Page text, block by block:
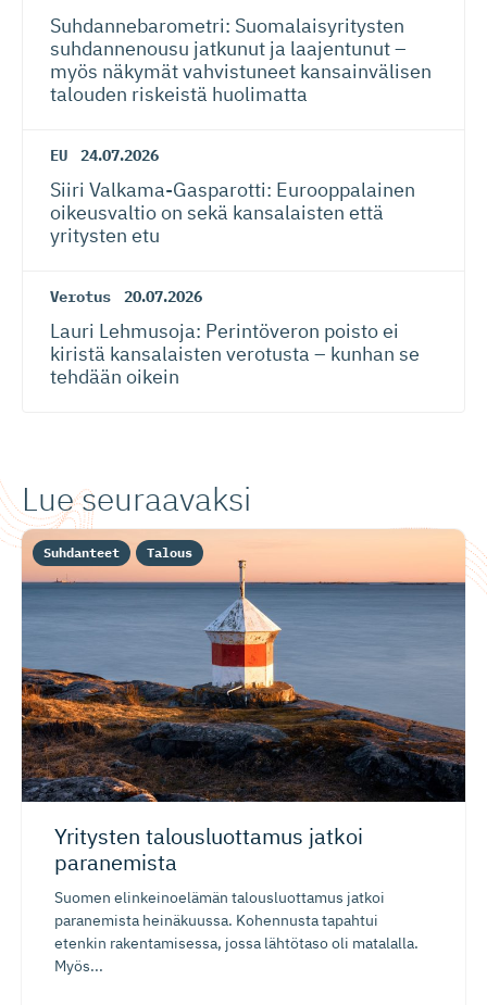
Suhdanneba­ro­metri: Suomalaisy­ri­tysten
suhdannenousu jatkunut ja laajentunut –
myös näkymät vahvistuneet kansainvälisen
talouden riskeistä huolimatta
EU 24.07.2026
Siiri Valkama-Gas­pa­rotti: Eurooppalainen
oikeusvaltio on sekä kansalaisten että
yritysten etu
Verotus 20.07.2026
Lauri Lehmusoja: Perintöveron poisto ei
kiristä kansalaisten verotusta – kunhan se
tehdään oikein
Lue seuraavaksi
Yritysten talousluottamus jatkoi
paranemista
Suomen elinkeinoelämän talousluottamus jatkoi
paranemista heinäkuussa. Kohennusta tapahtui
etenkin rakentamisessa, jossa lähtötaso oli matalalla.
Myös...
Suhdanteet Talous